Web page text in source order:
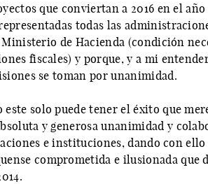
que conviertan a 2016 en el año
todas las
de Hacienda (condición
fiscales) y porque, y a mi
se toman por unanimidad.
solo puede tener el éxito que
y generosa unanimidad y
e instituciones, dando con
comprometida e ilusionada que